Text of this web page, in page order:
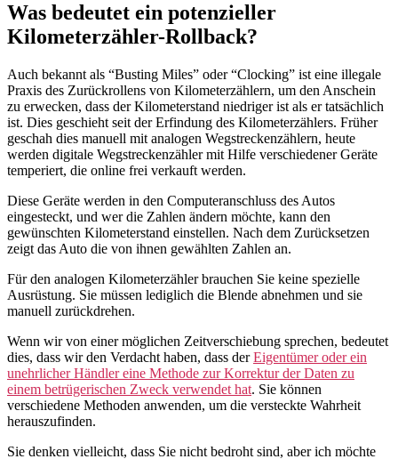
Was bedeutet ein potenzieller
Kilometerzähler-Rollback?
Auch bekannt als “Busting Miles” oder “Clocking” ist eine illegale
Praxis des Zurückrollens von Kilometerzählern, um den Anschein
zu erwecken, dass der Kilometerstand niedriger ist als er tatsächlich
ist. Dies geschieht seit der Erfindung des Kilometerzählers. Früher
geschah dies manuell mit analogen Wegstreckenzählern, heute
werden digitale Wegstreckenzähler mit Hilfe verschiedener Geräte
temperiert, die online frei verkauft werden.
Diese Geräte werden in den Computeranschluss des Autos
eingesteckt, und wer die Zahlen ändern möchte, kann den
gewünschten Kilometerstand einstellen. Nach dem Zurücksetzen
zeigt das Auto die von ihnen gewählten Zahlen an.
Für den analogen Kilometerzähler brauchen Sie keine spezielle
Ausrüstung. Sie müssen lediglich die Blende abnehmen und sie
manuell zurückdrehen.
Wenn wir von einer möglichen Zeitverschiebung sprechen, bedeutet
dies, dass wir den Verdacht haben, dass derEigentümer oder ein
unehrlicher Händler eine Methode zur Korrektur der Daten zu
einem betrügerischen Zweck verwendet hat. Sie können
verschiedene Methoden anwenden, um die versteckte Wahrheit
herauszufinden.
Sie denken vielleicht, dass Sie nicht bedroht sind, aber ich möchte